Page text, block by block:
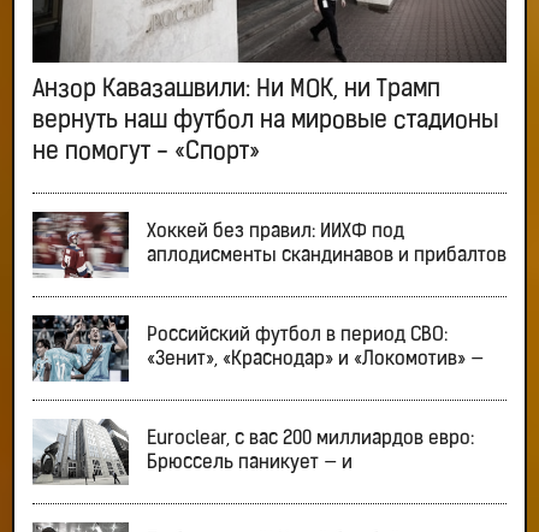
Анзор Кавазашвили: Ни МОК, ни Трамп
вернуть наш футбол на мировые стадионы
не помогут - «Спорт»
Хоккей без правил: ИИХФ под
аплодисменты скандинавов и прибалтов
Российский футбол в период СВО:
«Зенит», «Краснодар» и «Локомотив» —
Euroclear, с вас 200 миллиардов евро:
Брюссель паникует — и